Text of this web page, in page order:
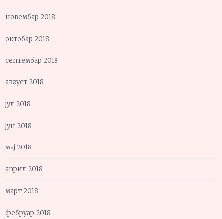
новембар 2018
октобар 2018
септембар 2018
август 2018
јул 2018
јун 2018
мај 2018
април 2018
март 2018
фебруар 2018